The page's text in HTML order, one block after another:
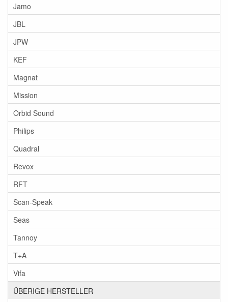
Jamo
JBL
JPW
KEF
Magnat
Mission
Orbid Sound
Philips
Quadral
Revox
RFT
Scan-Speak
Seas
Tannoy
T+A
Vifa
ÜBERIGE HERSTELLER